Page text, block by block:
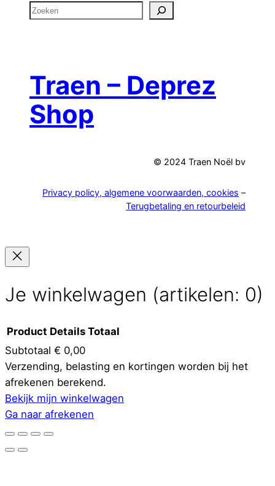
Z
e
Traen – Deprez
Shop
© 2024 Traen Noël bv
Privacy policy, algemene voorwaarden, cookies –
Terugbetaling en retourbeleid
Je winkelwagen (artikelen: 0)
Producten
in
winkelwagen
Product Details Totaal
Subtotaal € 0,00
Verzending, belasting en kortingen worden bij het
afrekenen berekend.
Bekijk mijn winkelwagen
Ga naar afrekenen